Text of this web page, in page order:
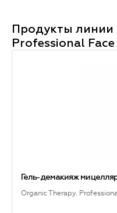
Продукты линии
Professional Face
Гель-демакияж
Organic Therapy.